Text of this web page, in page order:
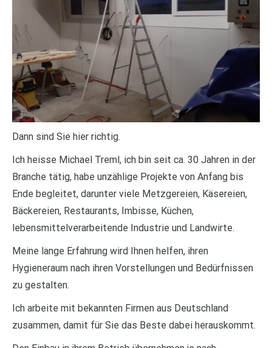
Dann sind Sie hier richtig.
Ich heisse Michael Treml, ich bin seit ca. 30 Jahren in der
Branche tätig, habe unzählige Projekte von Anfang bis
Ende begleitet, darunter viele Metzgereien, Käsereien,
Bäckereien, Restaurants, Imbisse, Küchen,
lebensmittelverarbeitende Industrie und Landwirte.
Meine lange Erfahrung wird Ihnen helfen, ihren
Hygieneraum nach ihren Vorstellungen und Bedürfnissen
zu gestalten.
Ich arbeite mit bekannten Firmen aus Deutschland
zusammen, damit für Sie das Beste dabei herauskommt.